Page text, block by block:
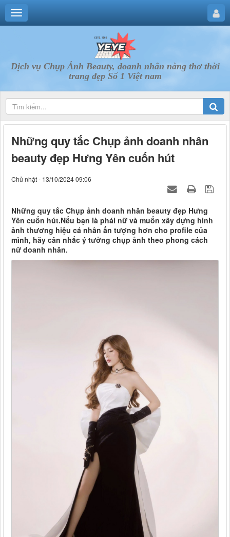
Dịch vụ Chụp Ảnh Beauty, doanh nhân nàng thơ thời
trang đẹp Số 1 Việt nam
Những quy tắc Chụp ảnh doanh nhân
beauty đẹp Hưng Yên cuốn hút
Chủ nhật - 13/10/2024 09:06
Những quy tắc Chụp ảnh doanh nhân beauty đẹp Hưng
Yên cuốn hút.Nếu bạn là phái nữ và muốn xây dựng hình
ảnh thương hiệu cá nhân ấn tượng hơn cho profile của
mình, hãy cân nhắc ý tưởng chụp ảnh theo phong cách
nữ doanh nhân.